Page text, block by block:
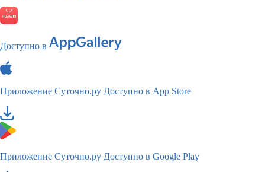
Доступно в
Приложение Суточно.ру Доступно в App Store
Приложение Суточно.ру Доступно в Google Play